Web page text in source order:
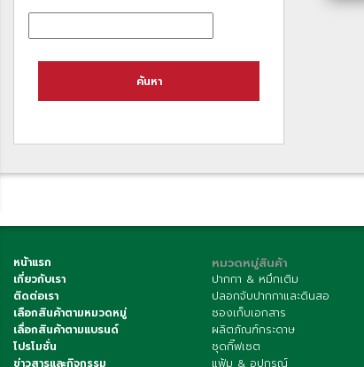
ค้นหา
หน้าแรก
เกี่ยวกับเรา
ติดต่อเรา
เลือกสินค้าตามหมวดหมู่
เลื่อกสินค้าตามแบรนด์
โปรโมชั่น
ข่าวสารและกิจกรรม
หมวดหมู่สินค้า
ปากกา & หมึกเติม
ปลอกจับปากกาและดินสอ
ซองเก็บเอกสาร
ผลิตภัณฑ์กระดาษ
ชุดกิ๊ฟเซต
แฟ้ม & อุปกรณ์